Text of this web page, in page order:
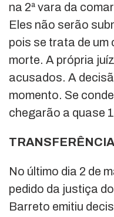
na 2ª vara da
Eles não serão
pois se trata de um
morte. A própria
acusados. A
momento. Se
chegarão a quase
No último dia 2 de
pedido da justiça
Barreto emitiu